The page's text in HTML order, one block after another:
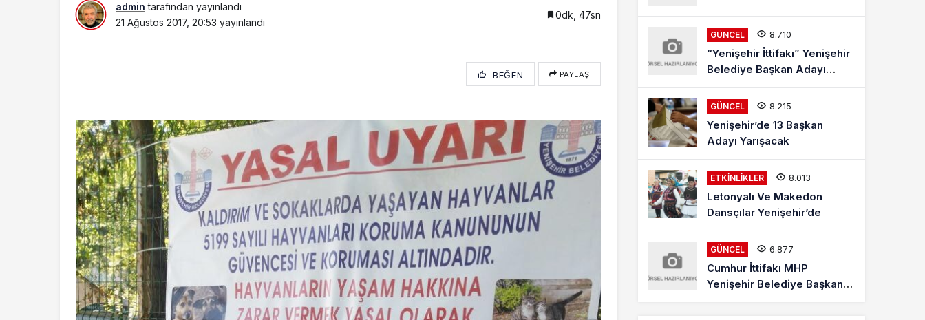
admin tarafından yayınlandı
21 Ağustos 2017, 20:53 yayınlandı
0dk, 47sn
BEĞEN PAYLAŞ
GÜNCEL 8.710
“Yenişehir İttifakı” Yenişehir
Belediye Başkan Adayı
Mehmet Kaya Röportajı
GÜNCEL 8.215
Yenişehir’de 13 Başkan
Adayı Yarışacak
ETKINLIKLER 8.013
Letonyalı Ve Makedon
Dansçılar Yenişehir’de
GÜNCEL 6.877
Cumhur İttifakı MHP
Yenişehir Belediye Başkan